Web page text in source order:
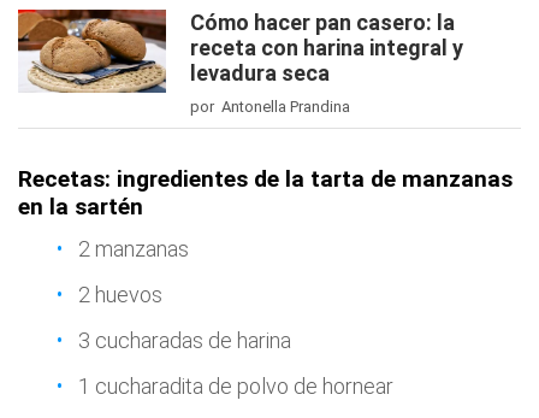
Cómo hacer pan casero: la
receta con harina integral y
levadura seca
por Antonella Prandina
Recetas: ingredientes de la tarta de manzanas
en la sartén
2 manzanas
2 huevos
3 cucharadas de harina
1 cucharadita de polvo de hornear